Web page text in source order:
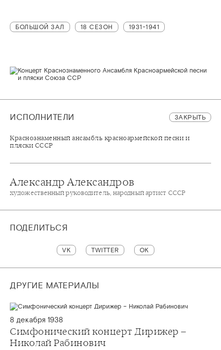
БОЛЬШОЙ ЗАЛ 18 СЕЗОН 1931-1941
ИСПОЛНИТЕЛИ ЗАКРЫТЬ
Краснознаменный ансамбль красноармейской песни и
пляски СССР
Александр Александров
художественный руководитель, народный артист СССР
ПОДЕЛИТЬСЯ
VK TWITTER OK
ДРУГИЕ МАТЕРИАЛЫ
8 декабря 1938
Симфонический концерт Дирижер –
Николай Рабинович